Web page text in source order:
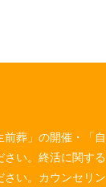
前葬」の開催・「
さい。終活に関す
さい。カウンセリン